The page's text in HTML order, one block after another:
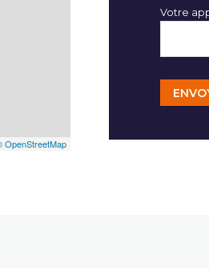
OpenStreetMap
Votre